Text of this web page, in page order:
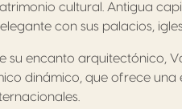
cultural. Antigua
con sus palacios,
su encanto arquitectónico,
dinámico, que ofrece